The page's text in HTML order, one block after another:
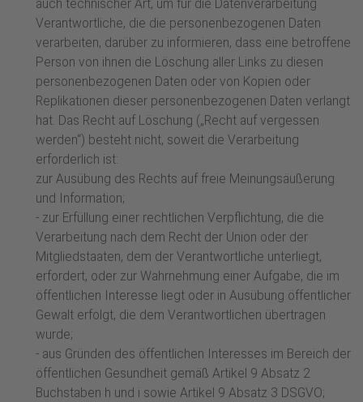
auch technischer Art, um für die Datenverarbeitung
Verantwortliche, die die personenbezogenen Daten
verarbeiten, darüber zu informieren, dass eine betroffene
Person von ihnen die Löschung aller Links zu diesen
personenbezogenen Daten oder von Kopien oder
Replikationen dieser personenbezogenen Daten verlangt
hat. Das Recht auf Löschung („Recht auf vergessen
werden“) besteht nicht, soweit die Verarbeitung
erforderlich ist:
zur Ausübung des Rechts auf freie Meinungsäußerung
und Information;
- zur Erfüllung einer rechtlichen Verpflichtung, die die
Verarbeitung nach dem Recht der Union oder der
Mitgliedstaaten, dem der Verantwortliche unterliegt,
erfordert, oder zur Wahrnehmung einer Aufgabe, die im
öffentlichen Interesse liegt oder in Ausübung öffentlicher
Gewalt erfolgt, die dem Verantwortlichen übertragen
wurde;
- aus Gründen des öffentlichen Interesses im Bereich der
öffentlichen Gesundheit gemäß Artikel 9 Absatz 2
Buchstaben h und i sowie Artikel 9 Absatz 3 DSGVO;